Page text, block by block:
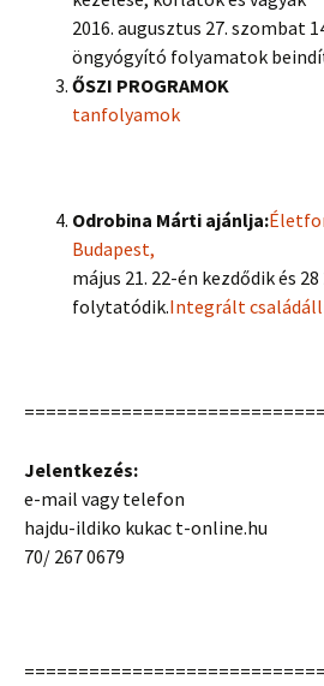
2016. augusztus 27. szombat
öngyógyító folyamatok
ŐSZI PROGRAMOK
tanfolyamok
Odrobina Márti ajánlja:
Budapest,
május 21. 22-én kezdődik és 28
folytatódik.Integrált
Jelentkezés:
e-mail vagy telefon
hajdu-ildiko kukac t-online.hu
70/ 267 0679